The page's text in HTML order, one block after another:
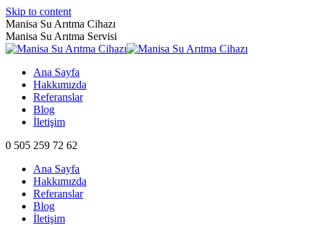
Skip to content
Manisa Su Arıtma Cihazı
Manisa Su Arıtma Servisi
Ana Sayfa
Hakkımızda
Referanslar
Blog
İletişim
0 505 259 72 62
Ana Sayfa
Hakkımızda
Referanslar
Blog
İletişim